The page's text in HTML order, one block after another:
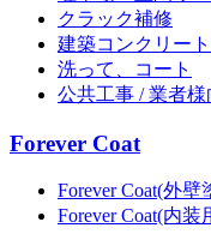
クラック補修
建築コンクリー
洗って、コート
公共工事 / 業者
Forever Coat
Forever Coat(外壁
Forever Coat(内